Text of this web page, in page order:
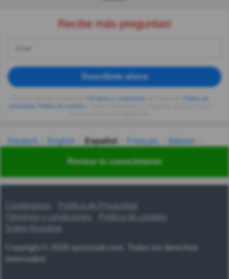
Revisar tu conocimiento
Recibe más preguntas!
Suscríbete ahora
Deutsch English Español Français
Italiano
Українська हिन्दी 한국어 汉语
Contáctanos
Política de Privacidad
Términos y condiciones
Copyright © 2026 quizzclub.com. Todos los derechos
reservados